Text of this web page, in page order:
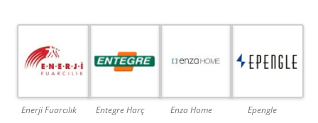
Enerji Fuarcılık Entegre Harç Enza Home Epengle